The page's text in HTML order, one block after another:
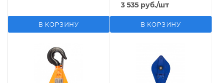
В КОРЗИНУ
3 535 руб./шт
В КОРЗИНУ